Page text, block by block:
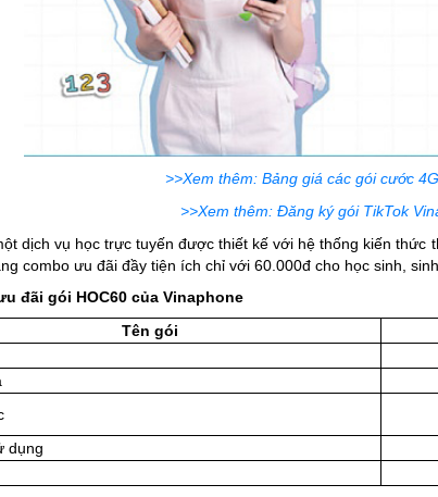
>>Xem thêm: Bảng giá các gói cước
>>Xem thêm: Đăng ký gói TikTok
dịch vụ học trực tuyến được thiết kế với hệ thống kiến
combo ưu đãi đầy tiện ích chỉ với 60.000đ cho học sinh,
đãi gói HOC60 của Vinaphone
Tên gói
dụng